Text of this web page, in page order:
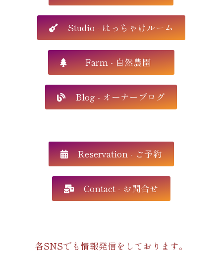
Studio - はっちゃけルーム
Farm - 自然農園
Blog - オーナーブログ
Reservation - ご予約
Contact - お問合せ
各SNSでも情報発信をしております。